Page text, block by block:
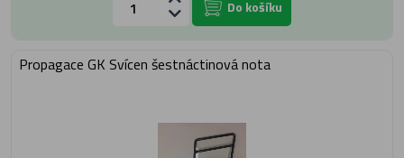
Do košíku
Propagace GK Svícen šestnáctinová nota